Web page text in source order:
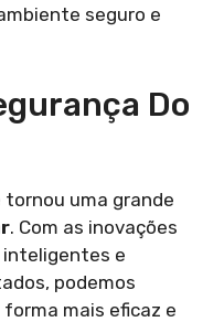
seguro e
Do
uma grande
. Com as inovações
inteligentes e
podemos
mais eficaz e